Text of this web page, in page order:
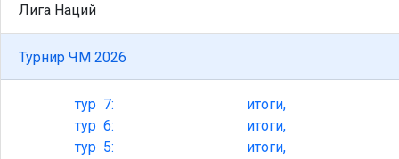
Лига Наций
Турнир ЧМ 2026
тур7:
итоги,
тур6:
итоги,
тур5:
итоги,